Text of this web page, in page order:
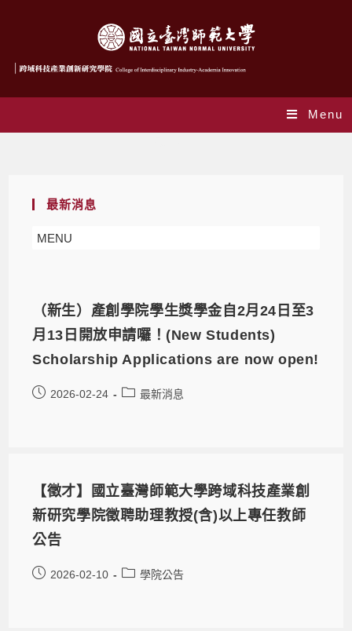
Menu
最新消息
MENU
（新生）產創學院學生獎學金自2月24日至3
月13日開放申請囉！(New Students)
Scholarship Applications are now open!
2026-02-24 最新消息
【徵才】國立臺灣師範大學跨域科技產業創
新研究學院徵聘助理教授(含)以上專任教師
公告
2026-02-10 學院公告